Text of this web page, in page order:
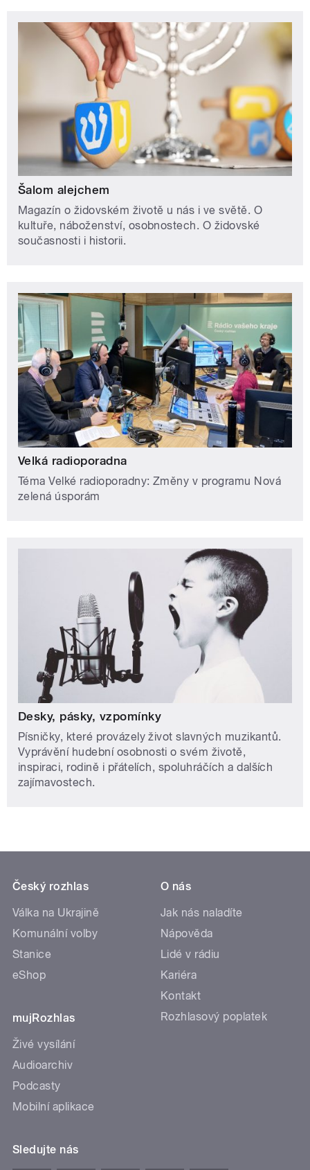
Šalom alejchem
Magazín o židovském životě u nás i ve světě. O
kultuře, náboženství, osobnostech. O židovské
současnosti i historii.
Velká radioporadna
Téma Velké radioporadny: Změny v programu Nová
zelená úsporám
Desky, pásky, vzpomínky
Písničky, které provázely život slavných muzikantů.
Vyprávění hudební osobnosti o svém životě,
inspiraci, rodině i přátelích, spoluhráčích a dalších
zajímavostech.
Český rozhlas
Válka na Ukrajině
Komunální volby
Stanice
eShop
mujRozhlas
Živé vysílání
Audioarchiv
Podcasty
Mobilní aplikace
O nás
Jak nás naladíte
Nápověda
Lidé v rádiu
Kariéra
Kontakt
Rozhlasový poplatek
Sledujte nás